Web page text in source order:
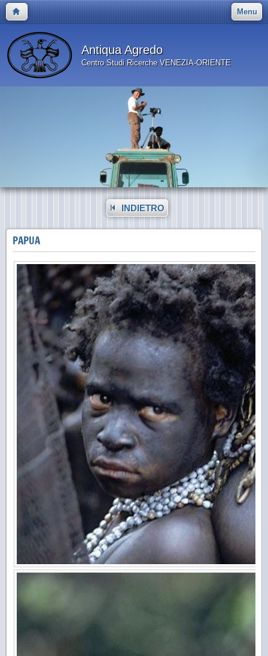
Menu
Antiqua Agredo
Centro Studi Ricerche VENEZIA-ORIENTE
INDIETRO
PAPUA